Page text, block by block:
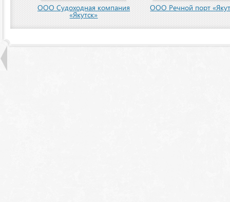
ООО Судоходная компания
«Якутск»
ООО Речной порт